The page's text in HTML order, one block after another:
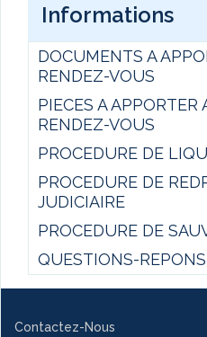
Informations
DOCUMENTS A
RENDEZ-VOUS
PIECES A APPORTER
RENDEZ-VOUS
PROCEDURE DE
PROCEDURE DE
JUDICIAIRE
PROCEDURE DE
QUESTIONS-
Contactez-Nous